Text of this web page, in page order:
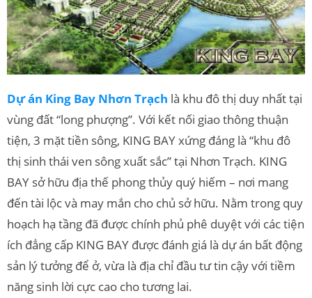
Dự án King Bay Nhơn Trạch là khu đô thị duy nhất tại
vùng đất “long phượng”. Với kết nối giao thông thuận
tiện, 3 mặt tiền sông, KING BAY xứng đáng là “khu đô
thị sinh thái ven sông xuất sắc” tại Nhơn Trạch. KING
BAY sở hữu địa thế phong thủy quý hiếm – nơi mang
đến tài lộc và may mắn cho chủ sở hữu. Nằm trong quy
hoạch hạ tầng đã được chính phủ phê duyệt với các tiện
ích đẳng cấp KING BAY được đánh giá là dự án bất động
sản lý tưởng để ở, vừa là địa chỉ đầu tư tin cậy với tiềm
năng sinh lời cực cao cho tương lai.